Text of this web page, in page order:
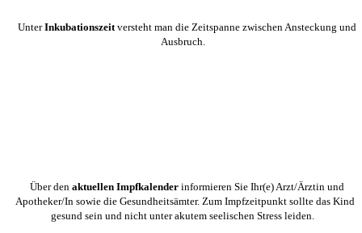
UnterInkubationszeitversteht man die Zeitspanne zwischen Ansteckung und
Ausbruch.
Über denaktuellen Impfkalenderinformieren Sie Ihr(e) Arzt/Ärztin und
Apotheker/In sowie die Gesundheitsämter. Zum Impfzeitpunkt sollte das Kind
gesund sein und nicht unter akutem seelischen Stress leiden.